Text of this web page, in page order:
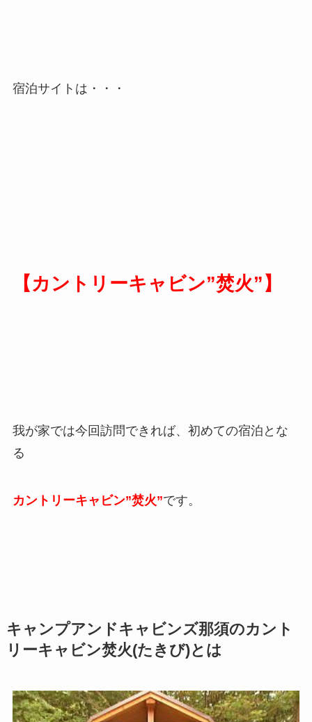
宿泊サイトは・・・
【カントリーキャビン”焚火”】
我が家では今回訪問できれば、初めての宿泊とな
る
カントリーキャビン”焚火”です。
キャンプアンドキャビンズ那須のカント
リーキャビン焚火(たきび)とは